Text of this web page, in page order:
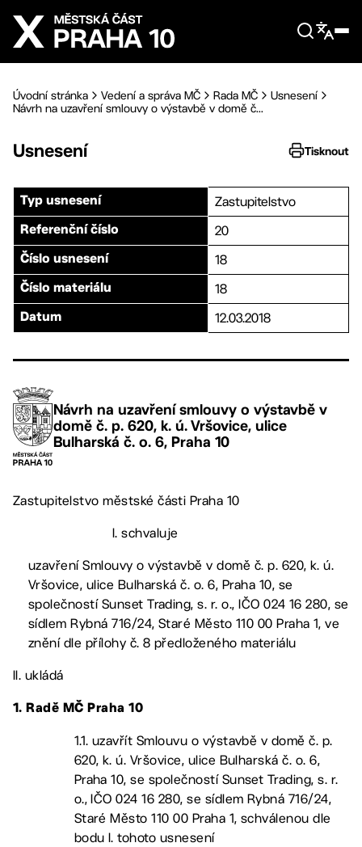
Přejít na hlavní obsah
Úvodní stránka Vedení a správa MČ Rada MČ
Usnesení
Návrh na uzavření smlouvy o výstavbě v domě č...
Usnesení Tisknout
Typ usnesení Zastupitelstvo
Referenční číslo 20
Číslo usnesení 18
Číslo materiálu 18
Datum 12.03.2018
Návrh na uzavření smlouvy o výstavbě v
domě č. p. 620, k. ú. Vršovice, ulice
Bulharská č. o. 6, Praha 10
Zastupitelstvo městské části Praha 10
I. schvaluje
uzavření Smlouvy o výstavbě v domě č. p. 620, k. ú.
Vršovice, ulice Bulharská č. o. 6, Praha 10, se
společností Sunset Trading, s. r. o., IČO 024 16 280, se
sídlem Rybná 716/24, Staré Město 110 00 Praha 1, ve
znění dle přílohy č. 8 předloženého materiálu
II. ukládá
1. Radě MČ Praha 10
1.1. uzavřít Smlouvu o výstavbě v domě č. p.
620, k. ú. Vršovice, ulice Bulharská č. o. 6,
Praha 10, se společností Sunset Trading, s. r.
o., IČO 024 16 280, se sídlem Rybná 716/24,
Staré Město 110 00 Praha 1, schválenou dle
bodu I. tohoto usnesení